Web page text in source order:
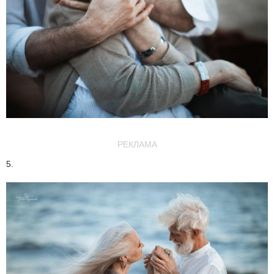
РЕКЛАМА
5.